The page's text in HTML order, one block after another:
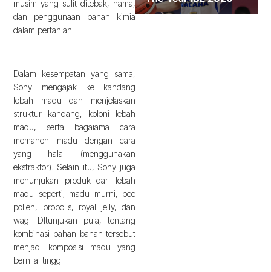
musim yang sulit ditebak, hama,
dan penggunaan bahan kimia
dalam pertanian.
Dalam kesempatan yang sama,
Sony mengajak ke kandang
lebah madu dan menjelaskan
struktur kandang, koloni lebah
madu, serta bagaiama cara
memanen madu dengan cara
yang halal (menggunakan
ekstraktor). Selain itu, Sony juga
menunjukan produk dari lebah
madu seperti; madu murni, bee
pollen, propolis, royal jelly, dan
wag. DItunjukan pula, tentang
kombinasi bahan-bahan tersebut
menjadi komposisi madu yang
bernilai tinggi.